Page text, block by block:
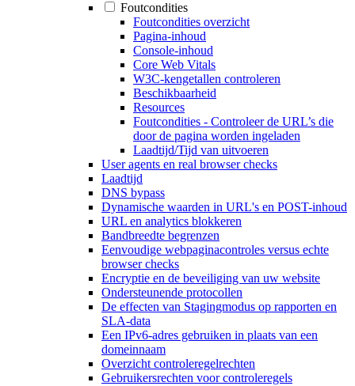
Foutcondities
Foutcondities overzicht
Pagina-inhoud
Console-inhoud
Core Web Vitals
W3C-kengetallen controleren
Beschikbaarheid
Resources
Foutcondities - Controleer de URL’s die
door de pagina worden ingeladen
Laadtijd/Tijd van uitvoeren
User agents en real browser checks
Laadtijd
DNS bypass
Dynamische waarden in URL's en POST-inhoud
URL en analytics blokkeren
Bandbreedte begrenzen
Eenvoudige webpaginacontroles versus echte
browser checks
Encryptie en de beveiliging van uw website
Ondersteunende protocollen
De effecten van Stagingmodus op rapporten en
SLA-data
Een IPv6-adres gebruiken in plaats van een
domeinnaam
Overzicht controleregelrechten
Gebruikersrechten voor controleregels